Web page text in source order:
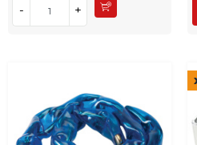
- +